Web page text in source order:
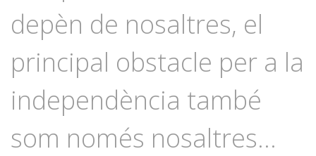
depèn de nosaltres, el
principal obstacle per a la
independència també
som només nosaltres...